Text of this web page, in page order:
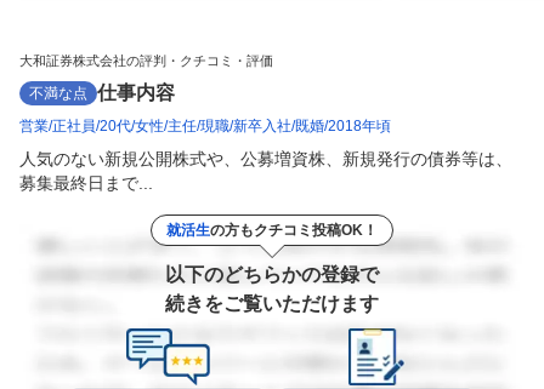
大和証券株式会社の評判・クチコミ・評価
不満な点 仕事内容
営業 正社員 20代 女性 主任 現職 新卒入社 既婚 2018年頃
人気のない新規公開株式や、公募増資株、新規発行の債券等は、
募集最終日まで...
就活生の方もクチコミ投稿OK！
以下のどちらかの登録で
続きをご覧いただけます